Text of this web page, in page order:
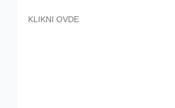
KLIKNI OVDE